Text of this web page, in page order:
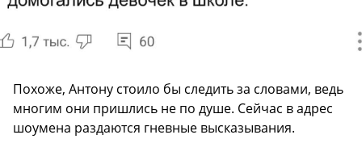
Похоже, Антону стоило бы следить за словами, ведь
многим они пришлись не по душе. Сейчас в адрес
шоумена раздаются гневные высказывания.